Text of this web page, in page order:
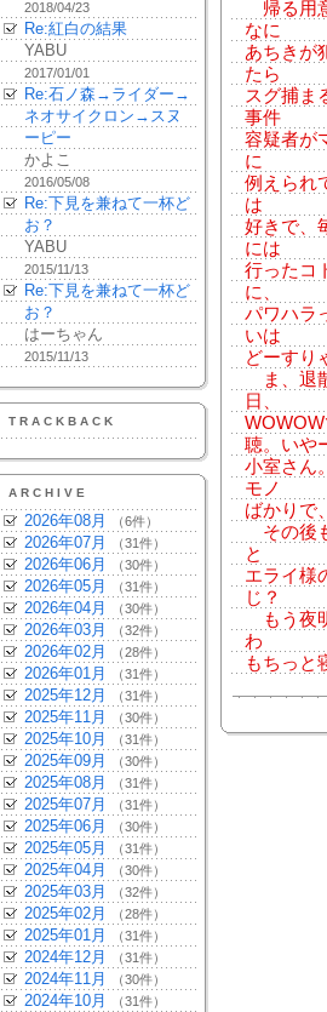
2018/04/23
Re:紅白の結果
YABU
2017/01/01
Re:石ノ森→ライダー→
ネオサイクロン→スヌ
ーピー
かよこ
2016/05/08
Re:下見を兼ねて一杯ど
お？
YABU
2015/11/13
Re:下見を兼ねて一杯ど
お？
はーちゃん
2015/11/13
TRACKBACK
ARCHIVE
2026年08月 （6件）
2026年07月 （31件）
2026年06月 （30件）
2026年05月 （31件）
2026年04月 （30件）
2026年03月 （32件）
2026年02月 （28件）
2026年01月 （31件）
2025年12月 （31件）
2025年11月 （30件）
2025年10月 （31件）
2025年09月 （30件）
2025年08月 （31件）
2025年07月 （31件）
2025年06月 （30件）
2025年05月 （31件）
2025年04月 （30件）
2025年03月 （32件）
2025年02月 （28件）
2025年01月 （31件）
2024年12月 （31件）
2024年11月 （30件）
2024年10月 （31件）
帰る用
なに
あちきが
たら
スグ捕ま
事件
容疑者が
に
例えられ
は
好きで、
には
行ったコ
に、
パワハラ
いは
どーすり
ま、退
日、
聴。いや
小室さん
モノ
ばかりで
その後
と
エライ様
じ？
もう夜
わ
もちっと